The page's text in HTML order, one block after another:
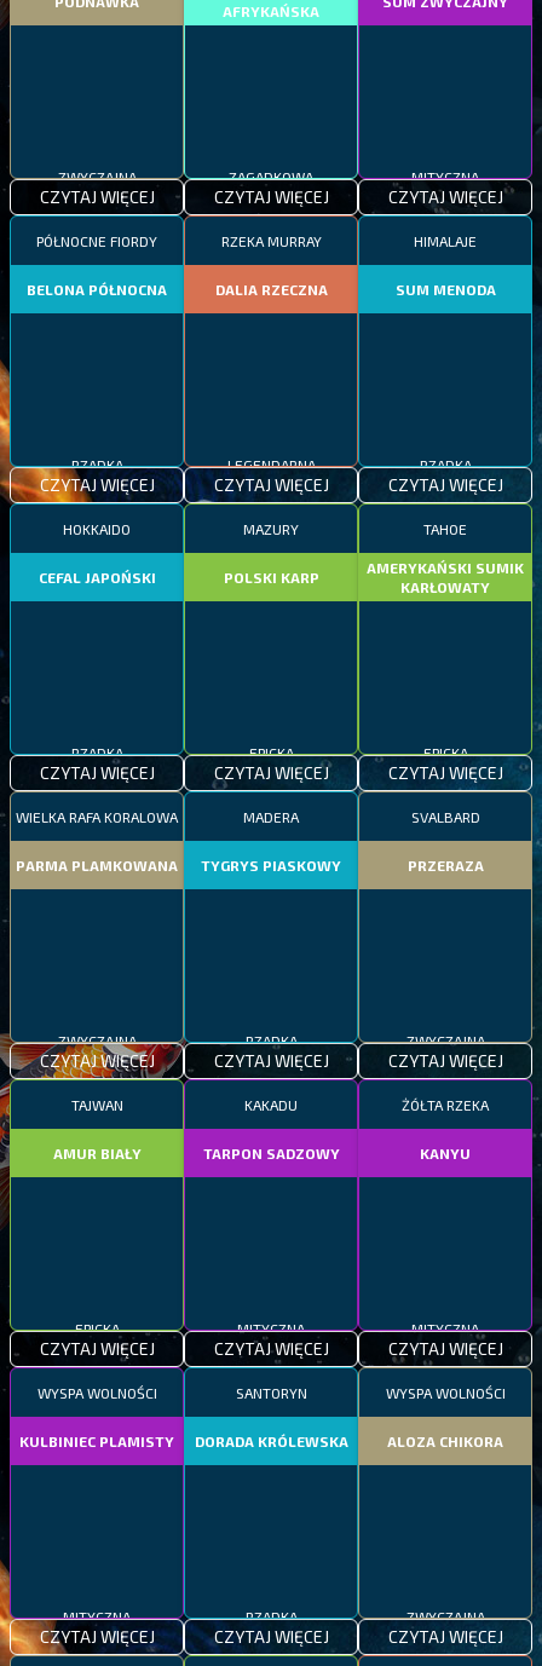
ZWYCZAJNA
CZYTAJ WIĘCEJ
AFRYKAŃSKA
ZAGADKOWA
CZYTAJ WIĘCEJ
MITYCZNA
CZYTAJ WIĘCEJ
PÓŁNOCNE FIORDY
BELONA PÓŁNOCNA
RZADKA
CZYTAJ WIĘCEJ
RZEKA MURRAY
DALIA RZECZNA
LEGENDARNA
CZYTAJ WIĘCEJ
HIMALAJE
SUM MENODA
RZADKA
CZYTAJ WIĘCEJ
HOKKAIDO
CEFAL JAPOŃSKI
RZADKA
CZYTAJ WIĘCEJ
MAZURY
POLSKI KARP
EPICKA
CZYTAJ WIĘCEJ
TAHOE
AMERYKAŃSKI SUMIK
KARŁOWATY
EPICKA
CZYTAJ WIĘCEJ
WIELKA RAFA KORALOWA
PARMA PLAMKOWANA
ZWYCZAJNA
CZYTAJ WIĘCEJ
MADERA
TYGRYS PIASKOWY
RZADKA
CZYTAJ WIĘCEJ
SVALBARD
PRZERAZA
ZWYCZAJNA
CZYTAJ WIĘCEJ
TAJWAN
AMUR BIAŁY
EPICKA
CZYTAJ WIĘCEJ
KAKADU
TARPON SADZOWY
MITYCZNA
CZYTAJ WIĘCEJ
ŻÓŁTA RZEKA
KANYU
MITYCZNA
CZYTAJ WIĘCEJ
WYSPA WOLNOŚCI
KULBINIEC PLAMISTY
MITYCZNA
CZYTAJ WIĘCEJ
SANTORYN
DORADA KRÓLEWSKA
RZADKA
CZYTAJ WIĘCEJ
WYSPA WOLNOŚCI
ALOZA CHIKORA
ZWYCZAJNA
CZYTAJ WIĘCEJ